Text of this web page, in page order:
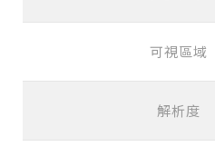
可視區域
解析度